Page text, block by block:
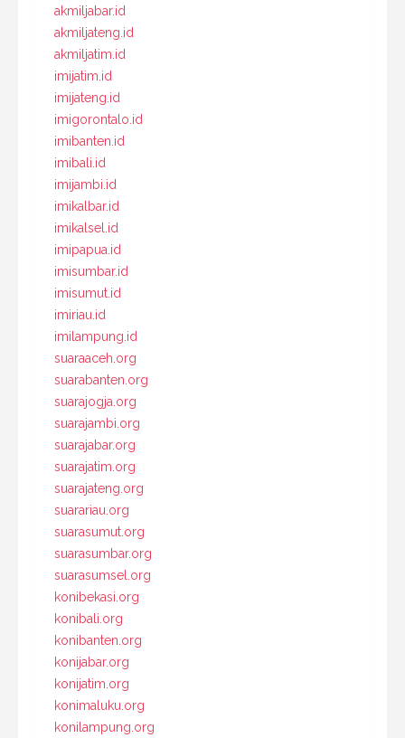
akmiljabar.id
akmiljateng.id
akmiljatim.id
imijatim.id
imijateng.id
imigorontalo.id
imibanten.id
imibali.id
imijambi.id
imikalbar.id
imikalsel.id
imipapua.id
imisumbar.id
imisumut.id
imiriau.id
imilampung.id
suaraaceh.org
suarabanten.org
suarajogja.org
suarajambi.org
suarajabar.org
suarajatim.org
suarajateng.org
suarariau.org
suarasumut.org
suarasumbar.org
suarasumsel.org
konibekasi.org
konibali.org
konibanten.org
konijabar.org
konijatim.org
konimaluku.org
konilampung.org